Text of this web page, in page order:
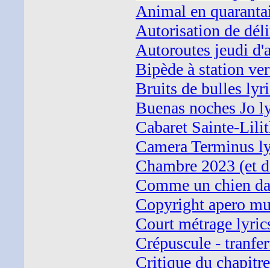
Animal en
Autorisation de
Autoroutes jeudi
Bipède à station
Bruits de bulles
Buenas noches Jo
Cabaret Sainte-
Camera Terminus
Chambre 2023 (et
Comme un chien
Copyright apero
Court métrage
Crépuscule -
Critique du